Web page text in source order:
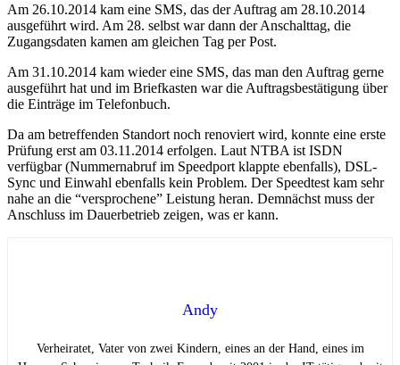
Am 26.10.2014 kam eine SMS, das der Auftrag am 28.10.2014
ausgeführt wird. Am 28. selbst war dann der Anschalttag, die
Zugangsdaten kamen am gleichen Tag per Post.
Am 31.10.2014 kam wieder eine SMS, das man den Auftrag gerne
ausgeführt hat und im Briefkasten war die Auftragsbestätigung über
die Einträge im Telefonbuch.
Da am betreffenden Standort noch renoviert wird, konnte eine erste
Prüfung erst am 03.11.2014 erfolgen. Laut NTBA ist ISDN
verfügbar (Nummernabruf im Speedport klappte ebenfalls), DSL-
Sync und Einwahl ebenfalls kein Problem. Der Speedtest kam sehr
nahe an die “versprochene” Leistung heran. Demnächst muss der
Anschluss im Dauerbetrieb zeigen, was er kann.
Andy
Verheiratet, Vater von zwei Kindern, eines an der Hand, eines im